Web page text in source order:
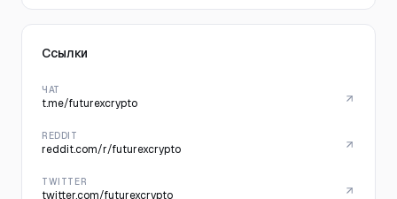
Ссылки
ЧАТ
t.me/futurexcrypto
REDDIT
reddit.com/r/futurexcrypto
TWITTER
twitter.com/futurexcrypto